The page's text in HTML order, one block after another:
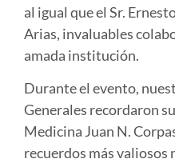
al igual que el Sr.
Arias, invaluables
amada institución.
Durante el evento,
Generales recordaron
Medicina Juan N.
recuerdos más